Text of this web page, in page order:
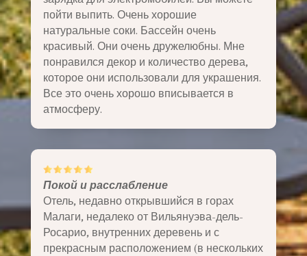
пойти выпить. Очень хорошие
натуральные соки. Бассейн очень
красивый. Они очень дружелюбны. Мне
понравился декор и количество дерева,
которое они использовали для украшения.
Все это очень хорошо вписывается в
атмосферу.
Покой и расслабление
Отель, недавно открывшийся в горах
Малаги, недалеко от Вильянуэва-дель-
Росарио, внутренних деревень и с
прекрасным расположением (в нескольких